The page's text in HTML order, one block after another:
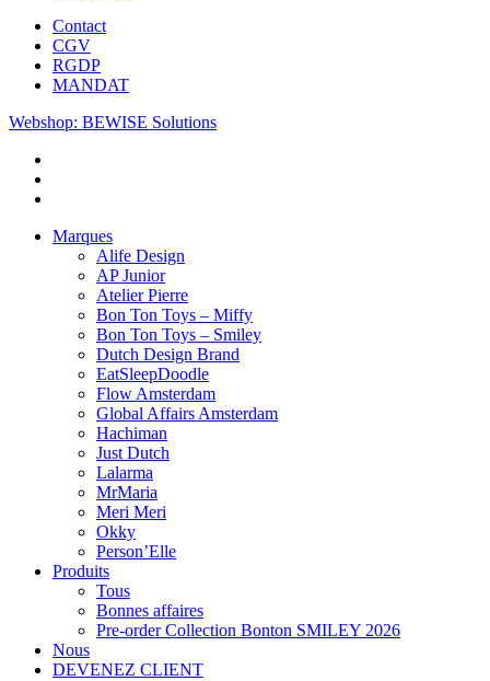
Contact
CGV
RGDP
MANDAT
Webshop: BEWISE Solutions
Marques
Alife Design
AP Junior
Atelier Pierre
Bon Ton Toys – Miffy
Bon Ton Toys – Smiley
Dutch Design Brand
EatSleepDoodle
Flow Amsterdam
Global Affairs Amsterdam
Hachiman
Just Dutch
Lalarma
MrMaria
Meri Meri
Okky
Person’Elle
Produits
Tous
Bonnes affaires
Pre-order Collection Bonton SMILEY 2026
Nous
DEVENEZ CLIENT